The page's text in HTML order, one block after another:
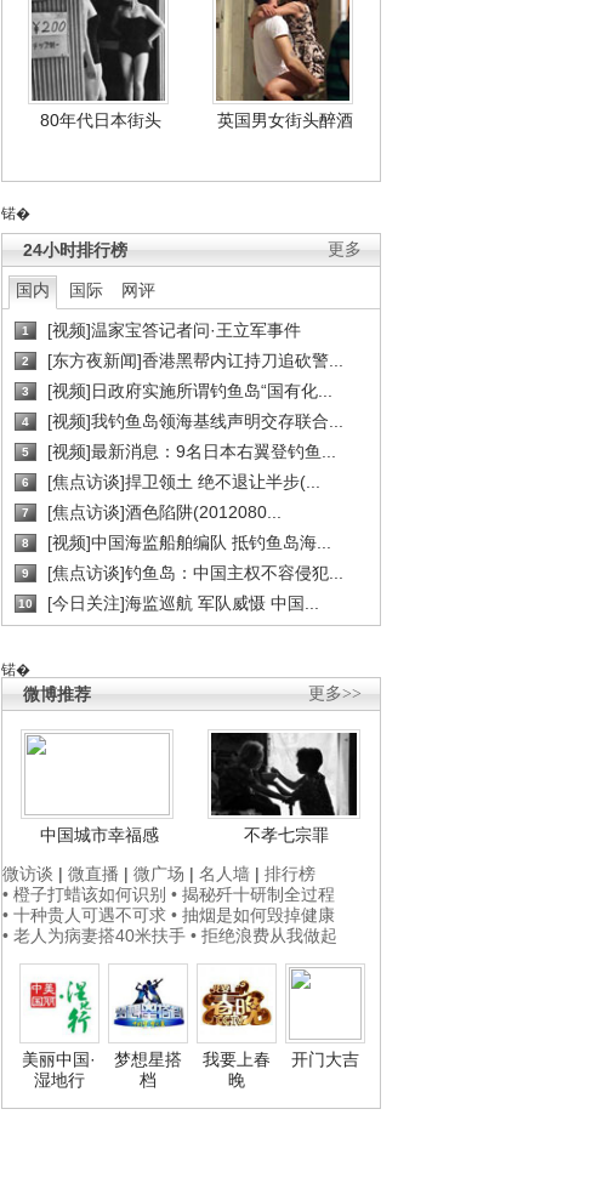
80年代日本街头 英国男女街头醉酒
锘�
更多
24小时排行榜
国内 国际 网评
1 [视频]温家宝答记者问·王立军事件
2 [东方夜新闻]香港黑帮内讧持刀追砍警...
3 [视频]日政府实施所谓钓鱼岛“国有化...
4 [视频]我钓鱼岛领海基线声明交存联合...
5 [视频]最新消息：9名日本右翼登钓鱼...
6 [焦点访谈]捍卫领土 绝不退让半步(...
7 [焦点访谈]酒色陷阱(2012080...
8 [视频]中国海监船舶编队 抵钓鱼岛海...
9 [焦点访谈]钓鱼岛：中国主权不容侵犯...
10 [今日关注]海监巡航 军队威慑 中国...
锘�
更多>>
微博推荐
中国城市幸福感
不孝七宗罪
微访谈 | 微直播 | 微广场 | 名人墙 | 排行榜
• 橙子打蜡该如何识别 • 揭秘歼十研制全过程
• 十种贵人可遇不可求 • 抽烟是如何毁掉健康
• 老人为病妻搭40米扶手 • 拒绝浪费从我做起
美丽中国·
湿地行
梦想星搭
档
我要上春
晚
开门大吉